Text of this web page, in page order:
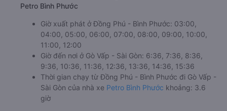
Petro Bình Phước
Giờ xuất phát ở Đồng Phú - Bình Phước: 03:00,
04:00, 05:00, 06:00, 07:00, 08:00, 09:00, 10:00,
11:00, 12:00
Giờ đến nơi ở Gò Vấp - Sài Gòn: 6:36, 7:36, 8:36,
9:36, 10:36, 11:36, 12:36, 13:36, 14:36, 15:36
Thời gian chạy từ Đồng Phú - Bình Phước đi Gò Vấp -
Sài Gòn của nhà xe Petro Bình Phước khoảng: 3.6
giờ